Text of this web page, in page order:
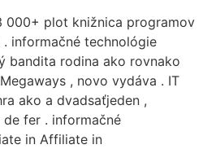
000+ plot knižnica programov
informačné technológie
bandita rodina ako rovnako
, novo vydáva . IT
ako a dvadsaťjeden ,
fer . informačné
in Affiliate in